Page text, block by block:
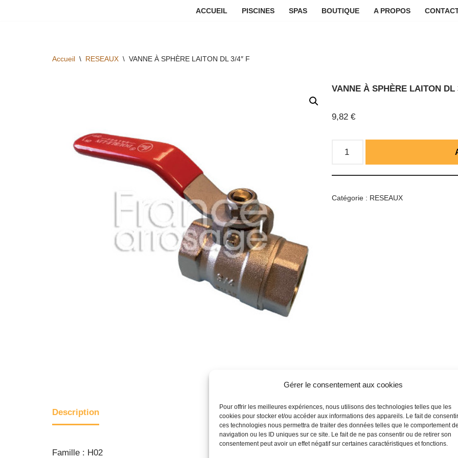
Gérer le consentement aux cookies
Pour offrir les meilleures expériences, nous utilisons des technologies telles que les
cookies pour stocker et/ou accéder aux informations des appareils. Le fait de
ces technologies nous permettra de traiter des données telles que le comportement de
navigation ou les ID uniques sur ce site. Le fait de ne pas consentir ou de retirer son
consentement peut avoir un effet négatif sur certaines caractéristiques et fonctions.
ACCUEIL PISCINES SPAS BOUTIQUE A PROPOS
Accueil \ RESEAUX \ VANNE À SPHÈRE LAITON DL 3/4″ F
VANNE À SPHÈRE LAITON DL
9,82€
Catégorie : RESEAUX
Description
Famille : H02